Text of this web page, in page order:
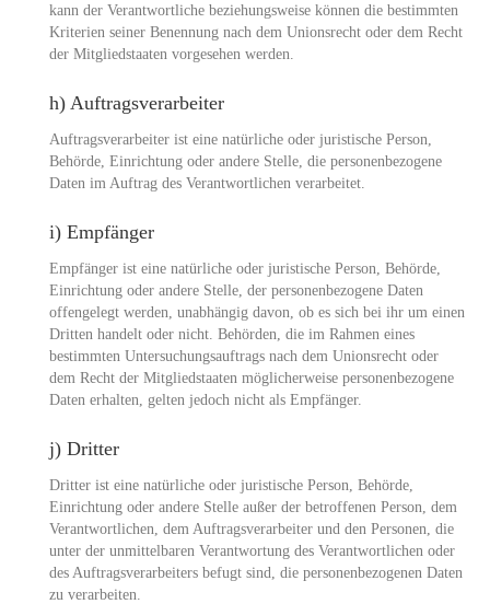
kann der Verantwortliche beziehungsweise können die bestimmten
Kriterien seiner Benennung nach dem Unionsrecht oder dem Recht
der Mitgliedstaaten vorgesehen werden.
h) Auftragsverarbeiter
Auftragsverarbeiter ist eine natürliche oder juristische Person,
Behörde, Einrichtung oder andere Stelle, die personenbezogene
Daten im Auftrag des Verantwortlichen verarbeitet.
i) Empfänger
Empfänger ist eine natürliche oder juristische Person, Behörde,
Einrichtung oder andere Stelle, der personenbezogene Daten
offengelegt werden, unabhängig davon, ob es sich bei ihr um einen
Dritten handelt oder nicht. Behörden, die im Rahmen eines
bestimmten Untersuchungsauftrags nach dem Unionsrecht oder
dem Recht der Mitgliedstaaten möglicherweise personenbezogene
Daten erhalten, gelten jedoch nicht als Empfänger.
j) Dritter
Dritter ist eine natürliche oder juristische Person, Behörde,
Einrichtung oder andere Stelle außer der betroffenen Person, dem
Verantwortlichen, dem Auftragsverarbeiter und den Personen, die
unter der unmittelbaren Verantwortung des Verantwortlichen oder
des Auftragsverarbeiters befugt sind, die personenbezogenen Daten
zu verarbeiten.